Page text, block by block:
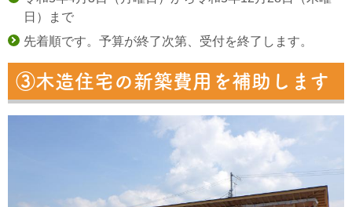
日）まで
先着順です。予算が終了次第、受付を終了します。
③木造住宅の新築費用を補助します